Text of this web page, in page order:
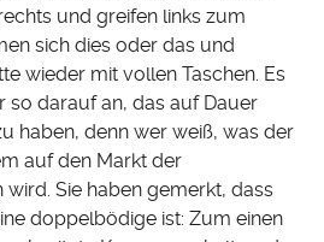
und greifen links zum
sich dies oder das und
wieder mit vollen Taschen. Es
so darauf an, das auf Dauer
haben, denn wer weiß, was der
auf den Markt der
Sie haben gemerkt, dass
doppelbödige ist: Zum einen